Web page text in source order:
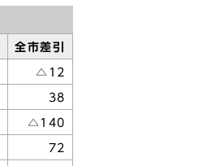
全市差引
△12
38
△140
72